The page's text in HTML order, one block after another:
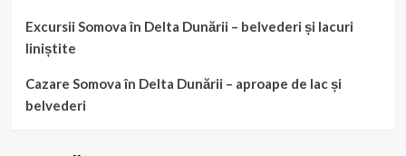
Excursii Somova în Delta Dunării – belvederi și lacuri
liniștite
Cazare Somova în Delta Dunării – aproape de lac și
belvederi